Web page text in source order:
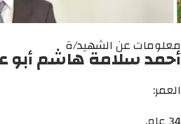
معلومات عن الشهيد/ة
أحمد سلامة هاشم أبو
العمر: